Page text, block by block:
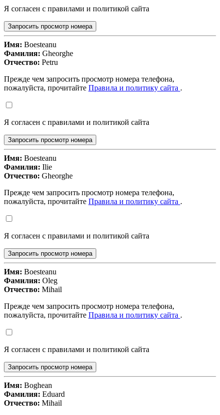
Я согласен с правилами и политикой сайта
Запросить просмотр номера
Имя: Boesteanu
Фамилия: Gheorghe
Отчество: Petru
Прежде чем запросить просмотр номера телефона,
пожалуйста, прочитайте Правила и политику сайта .
Я согласен с правилами и политикой сайта
Запросить просмотр номера
Имя: Boesteanu
Фамилия: Ilie
Отчество: Gheorghe
Прежде чем запросить просмотр номера телефона,
пожалуйста, прочитайте Правила и политику сайта .
Я согласен с правилами и политикой сайта
Запросить просмотр номера
Имя: Boesteanu
Фамилия: Oleg
Отчество: Mihail
Прежде чем запросить просмотр номера телефона,
пожалуйста, прочитайте Правила и политику сайта .
Я согласен с правилами и политикой сайта
Запросить просмотр номера
Имя: Boghean
Фамилия: Eduard
Отчество: Mihail